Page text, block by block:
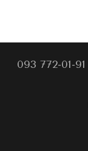
093 772-01-91